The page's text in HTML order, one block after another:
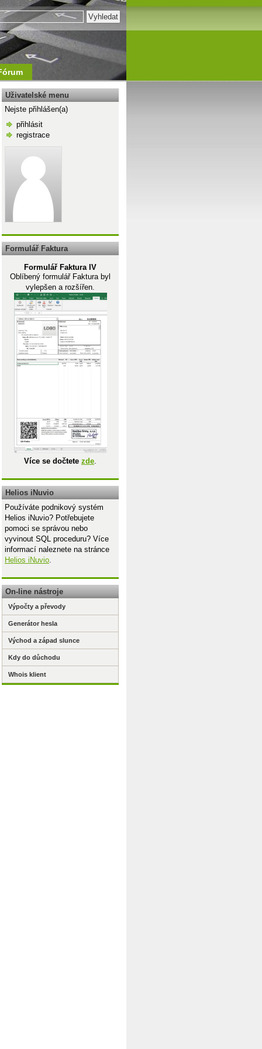
Uživatelské menu
Nejste přihlášen(a)
přihlásit
registrace
Formulář Faktura
Formulář Faktura IV
Oblíbený formulář Faktura byl
vylepšen a rozšířen.
Více se dočtete zde.
Helios iNuvio
Používáte podnikový systém
Helios iNuvio? Potřebujete
pomoci se správou nebo
vyvinout SQL proceduru? Více
informací naleznete na stránce
Helios iNuvio.
On-line nástroje
Výpočty a převody
Generátor hesla
Východ a západ slunce
Kdy do důchodu
Whois klient